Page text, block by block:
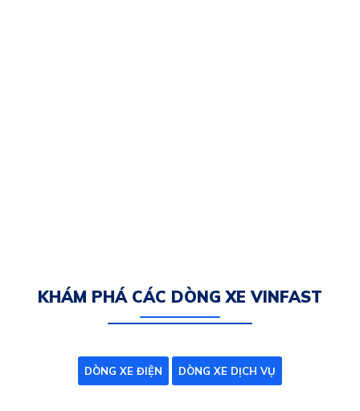
KHÁM PHÁ CÁC DÒNG XE VINFAST
DÒNG XE ĐIỆN DÒNG XE DỊCH VỤ